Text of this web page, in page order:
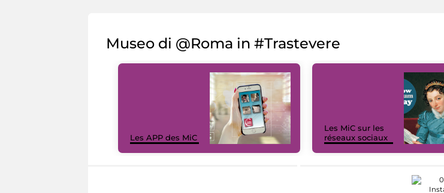
Museo di @Roma in #Trastevere
Les APP des MiC
Les MiC sur les
réseaux sociaux